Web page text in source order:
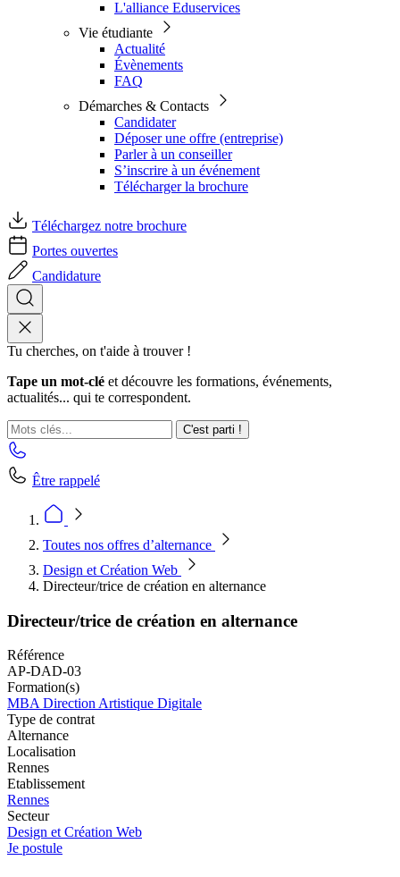
L'alliance Eduservices
Vie étudiante
Actualité
Évènements
FAQ
Démarches & Contacts
Candidater
Déposer une offre (entreprise)
Parler à un conseiller
S’inscrire à un événement
Télécharger la brochure
Téléchargez notre brochure
Portes ouvertes
Candidature
Tu cherches, on t'aide à trouver !
Tape un mot-clé et découvre les formations, événements,
actualités... qui te correspondent.
C'est parti !
Être rappelé
Toutes nos offres d’alternance
Design et Création Web
Directeur/trice de création en alternance
Directeur/trice de création en alternance
Référence
AP-DAD-03
Formation(s)
MBA Direction Artistique Digitale
Type de contrat
Alternance
Localisation
Rennes
Etablissement
Rennes
Secteur
Design et Création Web
Je postule